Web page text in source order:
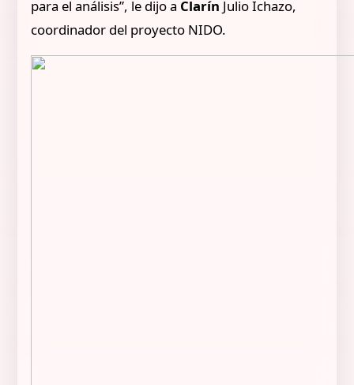
para el análisis”, le dijo a Clarín Julio Ichazo,
coordinador del proyecto NIDO.